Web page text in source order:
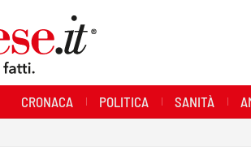
CRONACA POLITICA SANITÀ